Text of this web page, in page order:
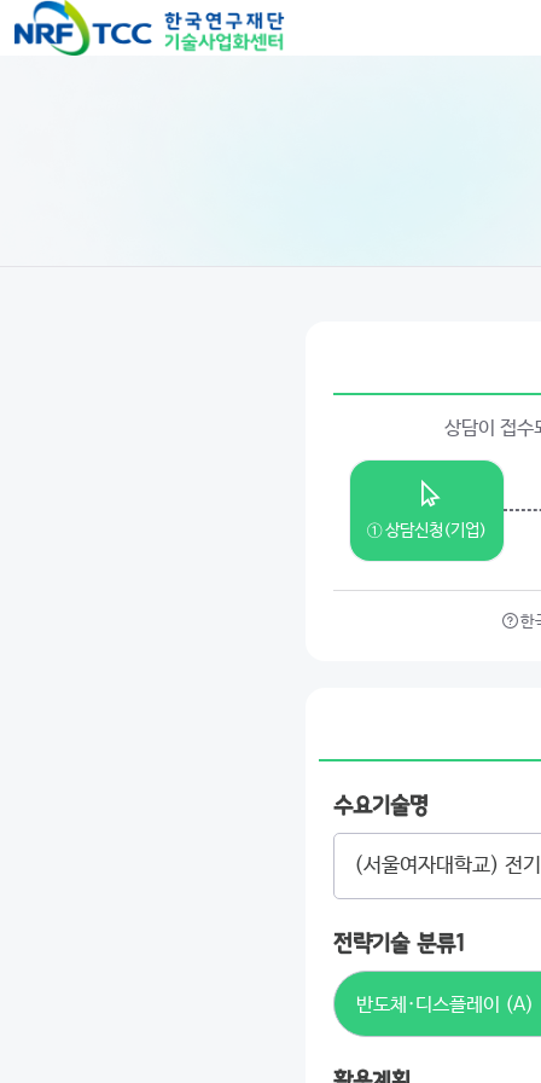
상담이 접수
① 상담신청(기업)
한
수요기술명
전략기술 분류1
반도체·디스플레이 (A)